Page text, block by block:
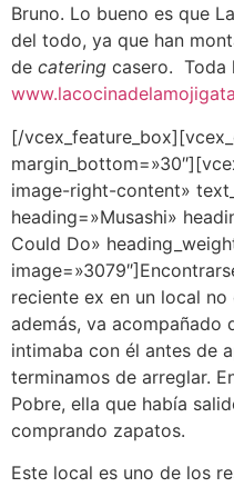
Bruno. Lo bueno es que
del todo, ya que han
de catering casero. Toda
[/
image-right-content»
heading=»Musashi»
Could Do»
reciente ex en un local
además, va acompañado
intimaba con él antes de
terminamos de arreglar.
Pobre, ella que había
comprando zapatos.
Este local es uno de los